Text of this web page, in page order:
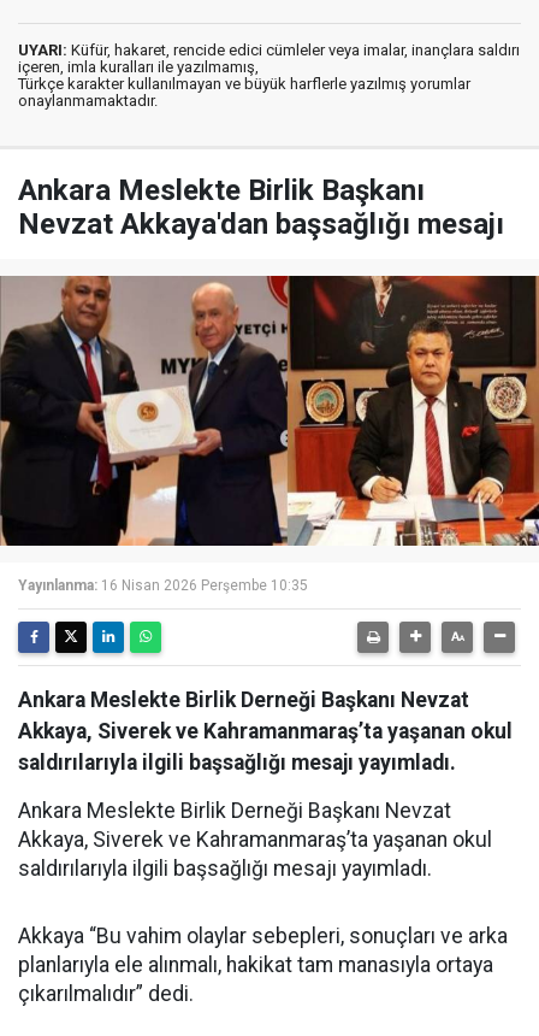
UYARI: Küfür, hakaret, rencide edici cümleler veya imalar, inançlara saldırı
içeren, imla kuralları ile yazılmamış,
Türkçe karakter kullanılmayan ve büyük harflerle yazılmış yorumlar
onaylanmamaktadır.
Ankara Meslekte Birlik Başkanı
Nevzat Akkaya'dan başsağlığı mesajı
Yayınlanma: 16 Nisan 2026 Perşembe 10:35
Ankara Meslekte Birlik Derneği Başkanı Nevzat
Akkaya, Siverek ve Kahramanmaraş’ta yaşanan okul
saldırılarıyla ilgili başsağlığı mesajı yayımladı.
Ankara Meslekte Birlik Derneği Başkanı Nevzat
Akkaya, Siverek ve Kahramanmaraş’ta yaşanan okul
saldırılarıyla ilgili başsağlığı mesajı yayımladı.
Akkaya “Bu vahim olaylar sebepleri, sonuçları ve arka
planlarıyla ele alınmalı, hakikat tam manasıyla ortaya
çıkarılmalıdır” dedi.